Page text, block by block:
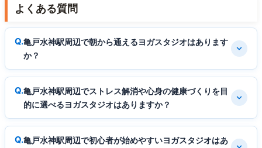
よくある質問
亀戸水神駅周辺で朝から通えるヨガスタジオはあります
か？
亀戸水神駅周辺でストレス解消や心身の健康づくりを目
的に選べるヨガスタジオはありますか？
亀戸水神駅周辺で初心者が始めやすいヨガスタジオはあ